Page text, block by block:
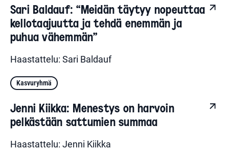
Sari Baldauf: “Meidän täytyy nopeuttaa
kellotaajuutta ja tehdä enemmän ja
puhua vähemmän”
Haastattelu: Sari Baldauf
Kasvuryhmä
Jenni Kiikka: Menestys on harvoin
pelkästään sattumien summaa
Haastattelu: Jenni Kiikka